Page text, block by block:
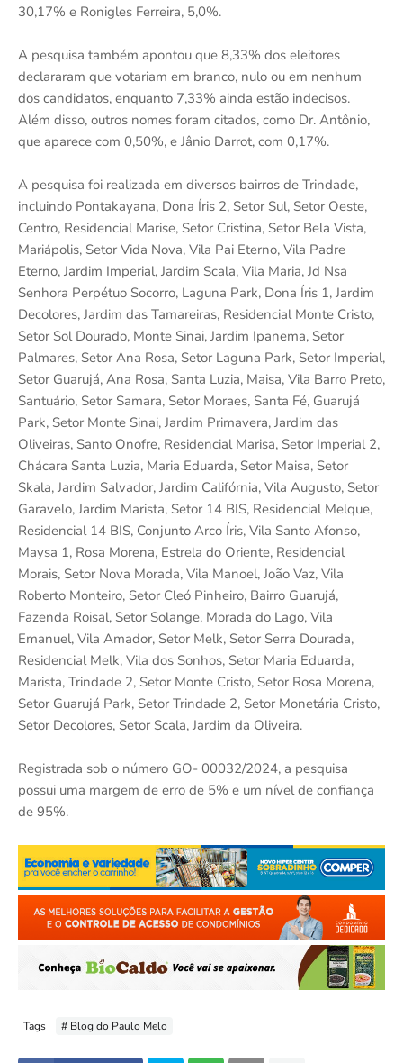
30,17% e Ronigles Ferreira, 5,0%.
A pesquisa também apontou que 8,33% dos eleitores
declararam que votariam em branco, nulo ou em nenhum
dos candidatos, enquanto 7,33% ainda estão indecisos.
Além disso, outros nomes foram citados, como Dr. Antônio,
que aparece com 0,50%, e Jânio Darrot, com 0,17%.
A pesquisa foi realizada em diversos bairros de Trindade,
incluindo Pontakayana, Dona Íris 2, Setor Sul, Setor Oeste,
Centro, Residencial Marise, Setor Cristina, Setor Bela Vista,
Mariápolis, Setor Vida Nova, Vila Pai Eterno, Vila Padre
Eterno, Jardim Imperial, Jardim Scala, Vila Maria, Jd Nsa
Senhora Perpétuo Socorro, Laguna Park, Dona Íris 1, Jardim
Decolores, Jardim das Tamareiras, Residencial Monte Cristo,
Setor Sol Dourado, Monte Sinai, Jardim Ipanema, Setor
Palmares, Setor Ana Rosa, Setor Laguna Park, Setor Imperial,
Setor Guarujá, Ana Rosa, Santa Luzia, Maisa, Vila Barro Preto,
Santuário, Setor Samara, Setor Moraes, Santa Fé, Guarujá
Park, Setor Monte Sinai, Jardim Primavera, Jardim das
Oliveiras, Santo Onofre, Residencial Marisa, Setor Imperial 2,
Chácara Santa Luzia, Maria Eduarda, Setor Maisa, Setor
Skala, Jardim Salvador, Jardim Califórnia, Vila Augusto, Setor
Garavelo, Jardim Marista, Setor 14 BIS, Residencial Melque,
Residencial 14 BIS, Conjunto Arco Íris, Vila Santo Afonso,
Maysa 1, Rosa Morena, Estrela do Oriente, Residencial
Morais, Setor Nova Morada, Vila Manoel, João Vaz, Vila
Roberto Monteiro, Setor Cleó Pinheiro, Bairro Guarujá,
Fazenda Roisal, Setor Solange, Morada do Lago, Vila
Emanuel, Vila Amador, Setor Melk, Setor Serra Dourada,
Residencial Melk, Vila dos Sonhos, Setor Maria Eduarda,
Marista, Trindade 2, Setor Monte Cristo, Setor Rosa Morena,
Setor Guarujá Park, Setor Trindade 2, Setor Monetária Cristo,
Setor Decolores, Setor Scala, Jardim da Oliveira.
Registrada sob o número GO- 00032/2024, a pesquisa
possui uma margem de erro de 5% e um nível de confiança
de 95%.
Tags # Blog do Paulo Melo